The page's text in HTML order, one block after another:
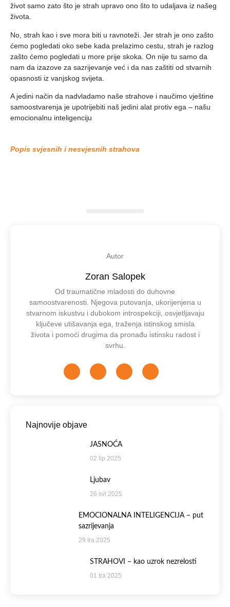
život samo zato što je strah upravo ono što to udaljava iz našeg
života
No, strah kao i sve mora biti u ravnoteži. Jer strah je ono zašto
ćemo pogledati oko sebe kada prelazimo cestu, strah je razlog
zašto ćemo pogledati u more prije skoka. On nije tu samo da
nam da izazove za sazrijevanje već i da nas zaštiti od stvarnih
opasnosti iz vanjskog svijeta.
A jedini način da nadvladamo naše strahove i naučimo vještine
samoostvarenja je upotrijebiti naš jedini alat protiv ega – našu
emocionalnu inteligenciju
Popis svjesnih i nesvjesnih strahova
Autor
Zoran Salopek
Od traumatične mladosti do duhovne
samoostvarenosti. Njegova putovanja, ukorijenjena u
stvarnom iskustvu i dubokom introspekciji, osvjetljavaju
ključeve utišavanja ega, traženja istinskog smisla
života i pomoći drugima da pronađu istinsku radost i
svrhu.
Najnovije objave
JASNOĆA
02 lip 2025
Ljubav
26 svi 2025
EMOCIONALNA INTELIGENCIJA – put
sazrijevanja
29 tra 2025
STRAHOVI – kao uzrok nezrelosti
01 tra 2025